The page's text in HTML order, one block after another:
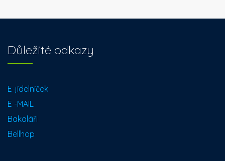
Důležité odkazy
E-jídelníček
E -MAIL
Bakaláři
Bellhop